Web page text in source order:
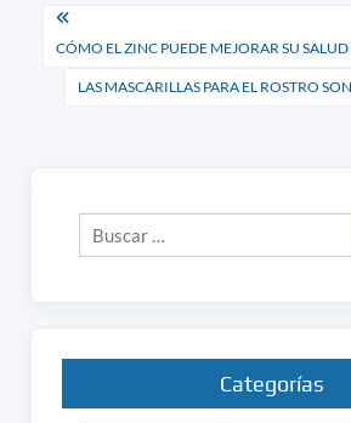
Navegación
de
entradas
CÓMO EL ZINC PUEDE MEJORAR SU
LAS MASCARILLAS PARA EL ROSTRO
Categorías